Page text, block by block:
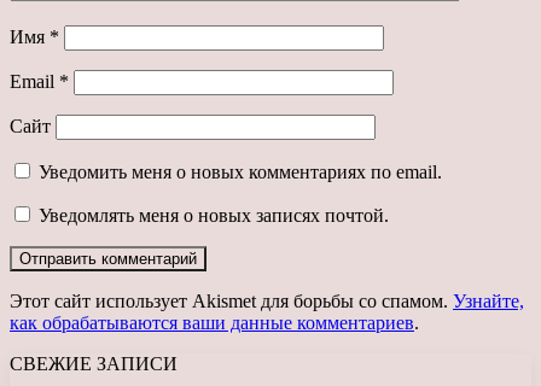
Имя *
Email *
Сайт
Уведомить меня о новых комментариях по email.
Уведомлять меня о новых записях почтой.
Этот сайт использует Akismet для борьбы со спамом. Узнайте,
как обрабатываются ваши данные комментариев.
СВЕЖИЕ ЗАПИСИ